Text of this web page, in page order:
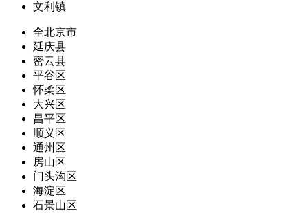
文利镇
全北京市
延庆县
密云县
平谷区
怀柔区
大兴区
昌平区
顺义区
通州区
房山区
门头沟区
海淀区
石景山区